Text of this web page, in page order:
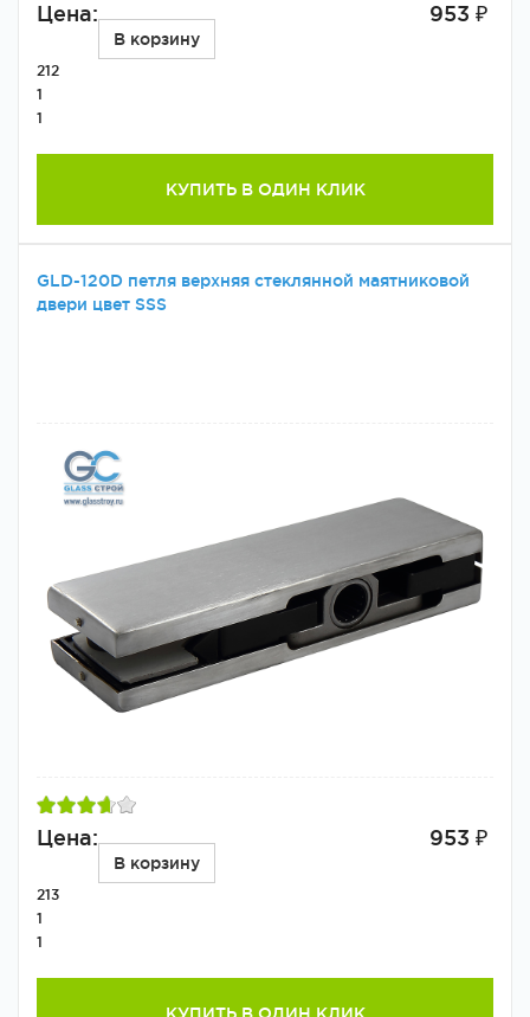
Цена: 953 ₽
В корзину
212
1
1
КУПИТЬ В ОДИН КЛИК
GLD-120D петля верхняя стеклянной маятниковой
двери цвет SSS
Цена: 953 ₽
В корзину
213
1
1
КУПИТЬ В ОДИН КЛИК